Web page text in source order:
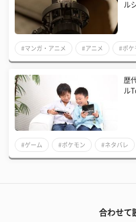
ル
#マンガ・アニメ #アニメ #ポケ
歴
ル
#ゲーム #ポケモン #ネタバレ
合わせて